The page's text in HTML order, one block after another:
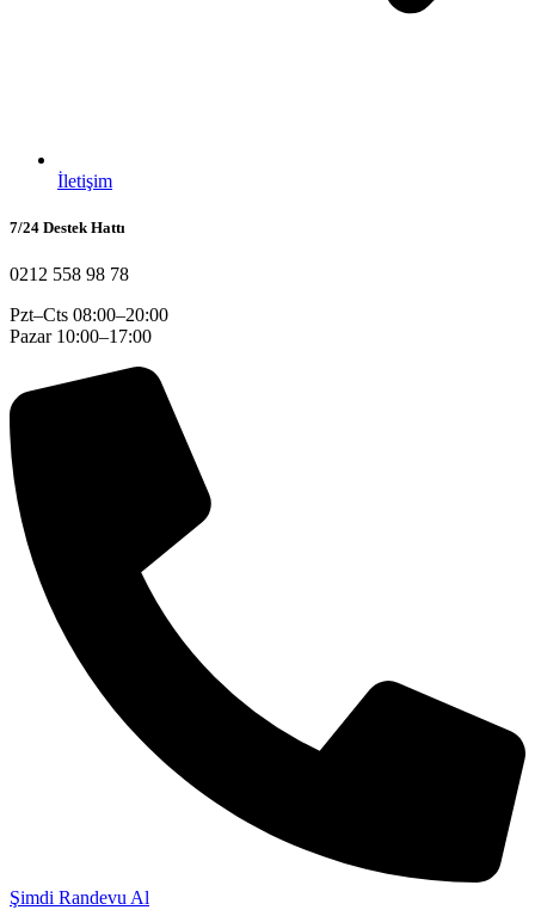
İletişim
7/24 Destek Hattı
0212 558 98 78
Pzt–Cts 08:00–20:00
Pazar 10:00–17:00
Şimdi Randevu Al